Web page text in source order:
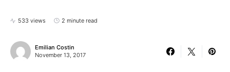
533 views 2 minute read
Emilian Costin
November 13, 2017